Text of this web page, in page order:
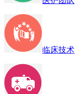
临床技术